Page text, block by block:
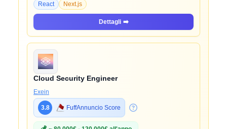
React Next.js
Dettagli ➡️
Cloud Security Engineer
Exein
3.8 FuffAnnuncio Score